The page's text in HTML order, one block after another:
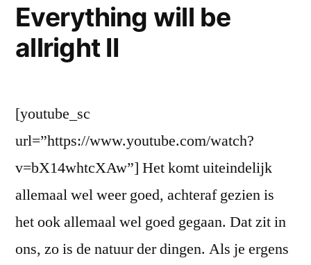
Everything will be
allright II
[youtube_sc
url=”https://www.youtube.com/watch?
v=bX14whtcXAw”] Het komt uiteindelijk
allemaal wel weer goed, achteraf gezien is
het ook allemaal wel goed gegaan. Dat zit in
ons, zo is de natuur der dingen. Als je ergens